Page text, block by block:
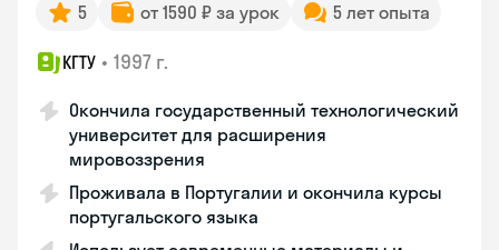
5 от 1590 ₽ за урок 5 лет опыта
КГТУ • 1997 г.
Окончила государственный технологический
университет для расширения
мировоззрения
Проживала в Португалии и окончила курсы
португальского языка